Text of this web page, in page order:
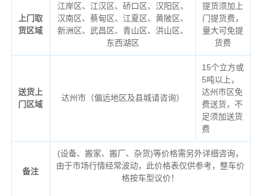
上门取
货区域
江岸区、江汉区、硚口区、汉阳区、
汉南区、蔡甸区、江夏区、黄陂区、
新洲区、武昌区、青山区、洪山区、
东西湖区
提货须加上
门提货费，
量大可免提
货费
送货上
门区域
达州市（偏远地区及县城请咨询）
15个立方或
5吨以上，
达州市区免
费送货，不
足须加送货
费
备注
(设备、搬家、搬厂、杂货)等价格需另外详细咨询，
由于市场行情经常波动，此价格表仅供参考，整车价
格按车型议价！